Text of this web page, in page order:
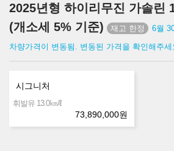
2025년형 하이리무진 가솔린
(개소세 5% 기준)
6월
차량가격이 변동됨. 변동된 가격을 확인해주세
시그니처
휘발유 13.0㎞/ℓ
73,890,000원